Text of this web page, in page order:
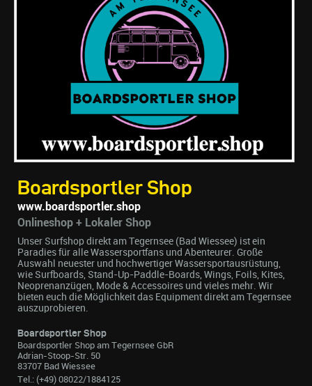
Boardsportler Shop
www.boardsportler.shop
Onlineshop + Lokaler Shop
Unser Surfshop direkt am Tegernsee (Bad Wiessee) ist ein
Paradies für alle Wassersportfans und Abenteurer. Große
Auswahl neuester und hochwertiger Wassersportausrüstung,
wie Surfboards, Stand-Up-Paddle-Boards, Wings, Foils, Kites,
Neoprenanzügen, Mode & Accessoires und vieles mehr. Wir
bieten euch die Möglichkeit das Equipment direkt am Tegernsee
auszuprobieren.
Boardsportler Shop
Boardsportler Shop am Tegernsee GbR
Adrian-Stoop-Str. 50
83707 Bad Wiessee
Tel.: (+49) 08022/1884125